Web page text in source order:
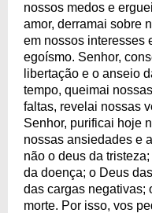
nossos medos e
amor, derramai sobre
em nossos interesses
egoísmo. Senhor,
libertação e o anseio
tempo, queimai
faltas, revelai nossas
Senhor, purificai hoje
nossas ansiedades e
não o deus da
da doença; o Deus
das cargas negativas;
morte. Por isso, vos